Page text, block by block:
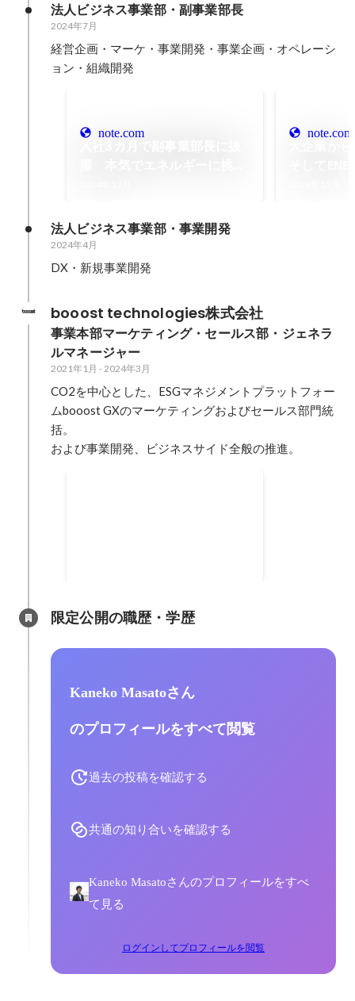
法人ビジネス事業部・副事業部長
2024年7月
経営企画・マーケ・事業開発・事業企画・オペレーシ
ョン・組織開発
note.com note.com
法人ビジネス事業部・事業開発
2024年4月
DX・新規事業開発
booost technologies株式会社
事業本部マーケティング・セールス部・ジェネラ
ルマネージャー
2021年1月 -2024年3月
CO2を中心とした、ESGマネジメントプラットフォー
ムbooost GXのマーケティングおよびセールス部門統
括。
および事業開発、ビジネスサイド全般の推進。
ンCO2排出量見える化ツール
限定公開の職歴・学歴
Kaneko Masatoさん
のプロフィールをすべて閲覧
過去の投稿を確認する
共通の知り合いを確認する
Kaneko Masatoさんのプロフィールをすべ
て見る
ログインしてプロフィールを閲覧